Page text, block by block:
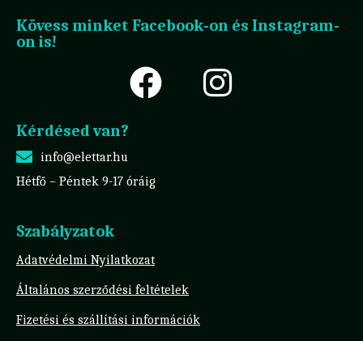
Kövess minket Facebook-on és Instagram-
on is!
Kérdésed van?
info@elettar.hu
Hétfő – Péntek 9-17 óráig
Szabályzatok
Adatvédelmi Nyilatkozat
Általános szerződési feltételek
Fizetési és szállítási információk